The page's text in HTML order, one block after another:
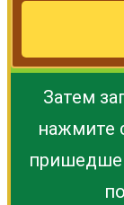
Затем
нажмите